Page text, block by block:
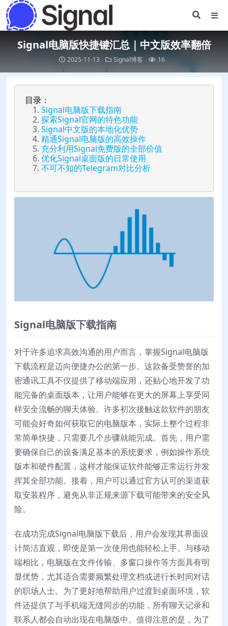
Signal电脑版快捷键汇总｜中文版效率翻倍
2025-11-13 Signal博客 16
目录：
Signal电脑版下载指南
探索Signal官网的特色功能
Signal中文版的本地化优势
精通Signal电脑版的高效操作
充分利用Signal免费版的全部价值
优化Signal桌面版的日常使用
不可不知的Telegram对比分析
Signal电脑版下载指南
对于许多追求高效沟通的用户而言，掌握Signal电脑版
下载流程是迈向便捷办公的第一步。这款备受赞誉的加
密通讯工具不仅提供了移动端应用，还贴心地开发了功
能完备的桌面版本，让用户能够在更大的屏幕上享受同
样安全流畅的聊天体验。许多初次接触这款软件的朋友
可能会好奇如何获取它的电脑版本，实际上整个过程非
常简单快捷，只需要几个步骤就能完成。首先，用户需
要确保自己的设备满足基本的系统要求，例如操作系统
版本和硬件配置，这样才能保证软件能够正常运行并发
挥其全部功能。接着，用户可以通过官方认可的渠道获
取安装程序，避免从非正规来源下载可能带来的安全风
险。
在成功完成Signal电脑版下载后，用户会发现其界面设
计简洁直观，即使是第一次使用也能轻松上手。与移动
端相比，电脑版在文件传输、多窗口操作等方面具有明
显优势，尤其适合需要频繁处理文档或进行长时间对话
的职场人士。为了更好地帮助用户过渡到桌面环境，软
件还提供了与手机端无缝同步的功能，所有聊天记录和
联系人都会自动出现在电脑版中。值得注意的是，为了